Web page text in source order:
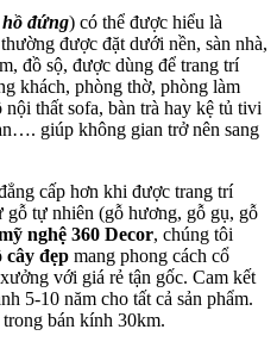
đứng) có thể được hiểu là
được đặt dưới nền, sàn nhà,
đồ sộ, được dùng để trang trí
khách, phòng thờ, phòng làm
thất sofa, bàn trà hay kệ tủ tivi
giúp không gian trở nên sang
cấp hơn khi được trang trí
gỗ tự nhiên (gỗ hương, gỗ gụ, gỗ
nghệ 360 Decor, chúng tôi
cây đẹp mang phong cách cổ
với giá rẻ tận gốc. Cam kết
5-10 năm cho tất cả sản phẩm.
bán kính 30km.